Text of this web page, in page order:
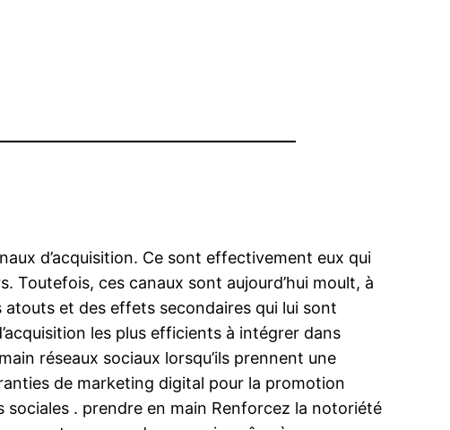
d’acquisition. Ce sont effectivement eux qui
Toutefois, ces canaux sont aujourd’hui moult, à
atouts et des effets secondaires qui lui sont
les plus efficients à intégrer dans
réseaux sociaux lorsqu’ils prennent une
de marketing digital pour la promotion
. prendre en main Renforcez la notoriété